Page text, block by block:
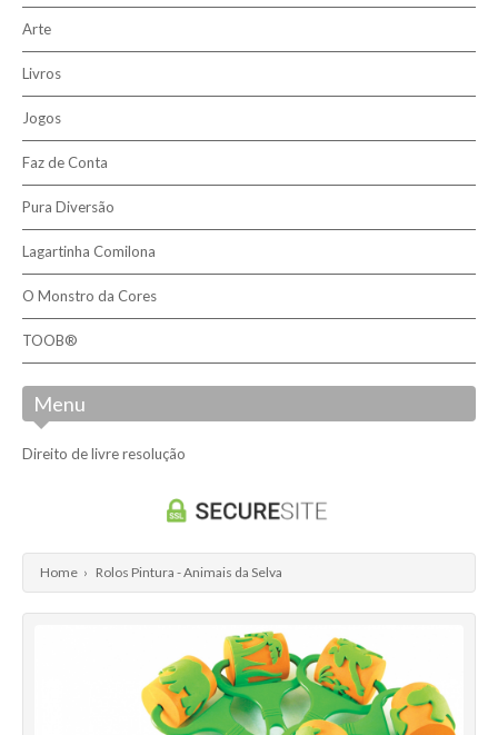
Arte
Livros
Jogos
Faz de Conta
Pura Diversão
Lagartinha Comilona
O Monstro da Cores
TOOB®
Menu
Direito de livre resolução
Home › Rolos Pintura - Animais da Selva